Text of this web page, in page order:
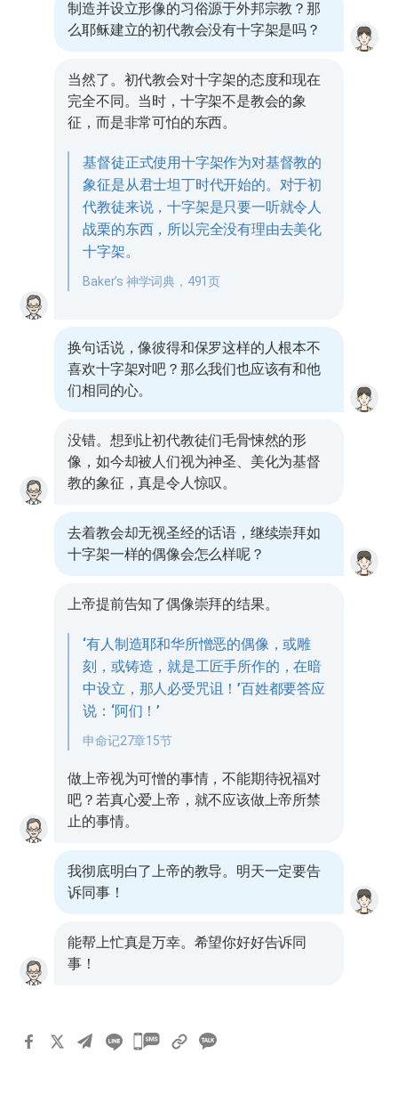
制造并设立形像的习俗源于外邦宗教？那
么耶稣建立的初代教会没有十字架是吗？
当然了。初代教会对十字架的态度和现在
完全不同。当时，十字架不是教会的象
征，而是非常可怕的东西。
基督徒正式使用十字架作为对基督教的
象征是从君士坦丁时代开始的。对于初
代教徒来说，十字架是只要一听就令人
战栗的东西，所以完全没有理由去美化
十字架。
Baker’s 神学词典，491页
换句话说，像彼得和保罗这样的人根本不
喜欢十字架对吧？那么我们也应该有和他
们相同的心。
没错。想到让初代教徒们毛骨悚然的形
像，如今却被人们视为神圣、美化为基督
教的象征，真是令人惊叹。
去着教会却无视圣经的话语，继续崇拜如
十字架一样的偶像会怎么样呢？
上帝提前告知了偶像崇拜的结果。
‘有人制造耶和华所憎恶的偶像，或雕
刻，或铸造，就是工匠手所作的，在暗
中设立，那人必受咒诅！’百姓都要答应
说：‘阿们！’
申命记27章15节
做上帝视为可憎的事情，不能期待祝福对
吧？若真心爱上帝，就不应该做上帝所禁
止的事情。
我彻底明白了上帝的教导。明天一定要告
诉同事！
能帮上忙真是万幸。希望你好好告诉同
事！
카